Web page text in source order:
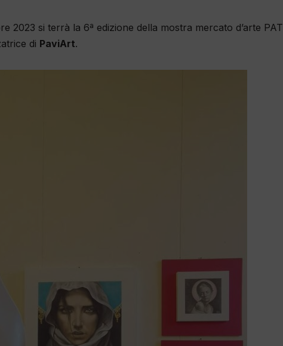
2023 si terrà la 6ª edizione della mostra mercato d’arte PAT
di PaviArt.